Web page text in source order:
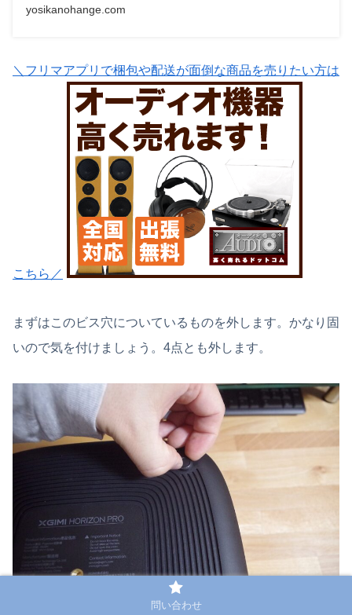
yosikanohange.com
＼フリマアプリで梱包や配送が面倒な商品を売りたい方は
こちら／
まずはこのビス穴についているものを外します。かなり固
いので気を付けましょう。4点とも外します。
問い合わせ